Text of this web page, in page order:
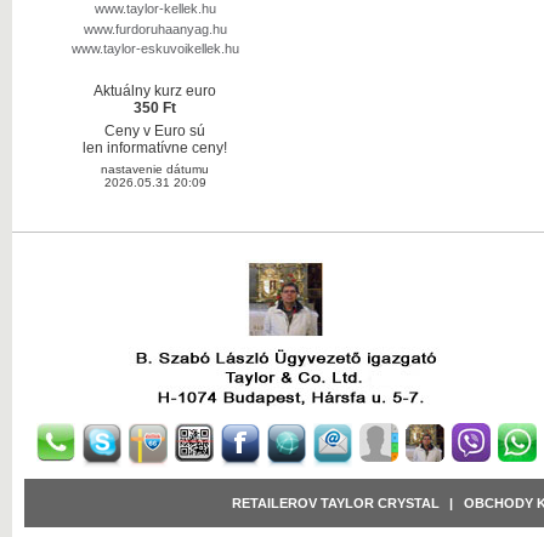
www.taylor-kellek.hu
www.furdoruhaanyag.hu
www.taylor-eskuvoikellek.hu
Aktuálny kurz euro
350 Ft
Ceny v Euro sú
len informatívne ceny!
nastavenie dátumu
2026.05.31 20:09
RETAILEROV TAYLOR CRYSTAL OBCHODY